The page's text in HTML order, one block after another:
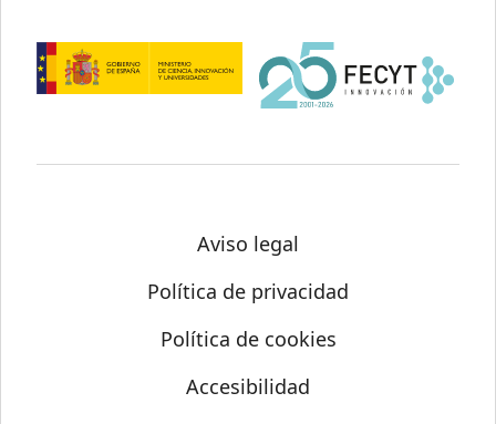
Aviso legal
Política de privacidad
Política de cookies
Accesibilidad